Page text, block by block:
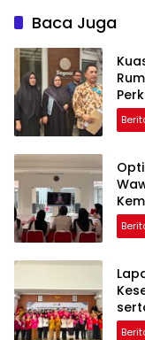
Baca Juga